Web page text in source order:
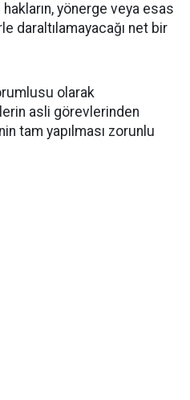
yönerge veya esas
daraltılamayacağı net bir
olarak
asli görevlerinden
tam yapılması zorunlu